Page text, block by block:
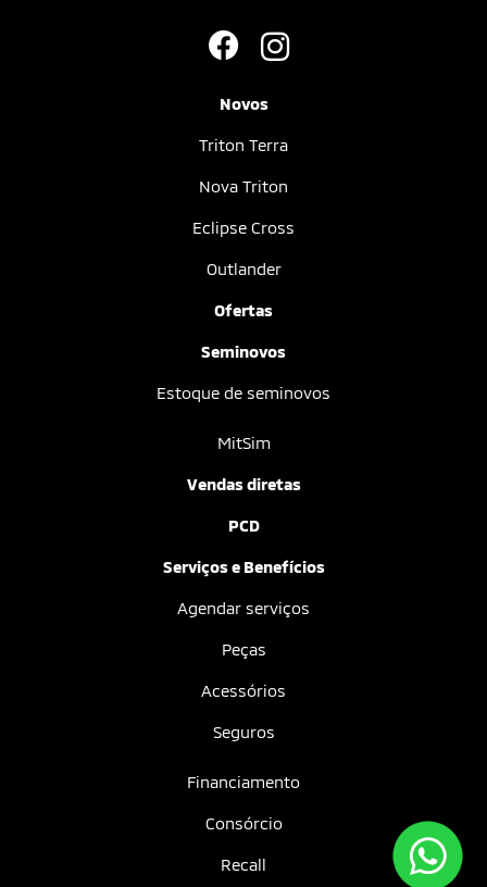
Novos
Triton Terra
Nova Triton
Eclipse Cross
Outlander
Ofertas
Seminovos
Estoque de seminovos
MitSim
Vendas diretas
PCD
Serviços e Benefícios
Agendar serviços
Peças
Acessórios
Seguros
Financiamento
Consórcio
Recall